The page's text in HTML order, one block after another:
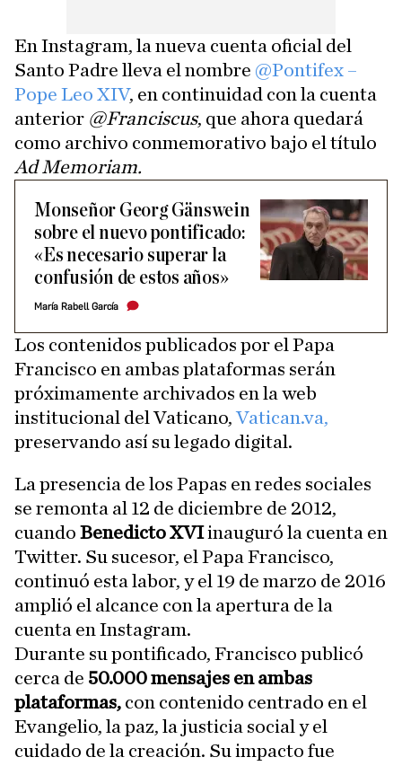
En Instagram, la nueva cuenta oficial del
Santo Padre lleva el nombre @Pontifex –
Pope Leo XIV, en continuidad con la cuenta
anterior @Franciscus, que ahora quedará
como archivo conmemorativo bajo el título
Ad Memoriam.
Monseñor Georg Gänswein
sobre el nuevo pontificado:
«Es necesario superar la
confusión de estos años»
María Rabell García
Los contenidos publicados por el Papa
Francisco en ambas plataformas serán
próximamente archivados en la web
institucional del Vaticano,Vatican.va,
preservando así su legado digital.
La presencia de los Papas en redes sociales
se remonta al 12 de diciembre de 2012,
cuando Benedicto XVIinauguró la cuenta en
Twitter. Su sucesor, el Papa Francisco,
continuó esta labor, y el 19 de marzo de 2016
amplió el alcance con la apertura de la
cuenta en Instagram.
Durante su pontificado, Francisco publicó
cerca de 50.000 mensajes en ambas
plataformas, con contenido centrado en el
Evangelio, la paz, la justicia social y el
cuidado de la creación. Su impacto fue